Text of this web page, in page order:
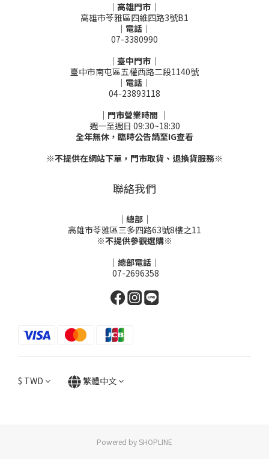
｜高雄門市｜
高雄市苓雅區四維四路3號B1
｜電話｜
07-3380990
｜臺中門市｜
臺中市南屯區五權西路二段1140號
｜電話｜
04-23893118
｜門市營業時間 ｜
週一至週日 09:30~18:30
全年無休，臨時公告請至IG查看
※不提供在網站下單，門市取貨、退換貨服務※
聯絡我們
｜總部｜
高雄市苓雅區三多四路63號8樓之11
※不提供參觀選購※
｜總部電話｜
07-2696358
$ TWD 繁體中文
Powered by SHOPLINE